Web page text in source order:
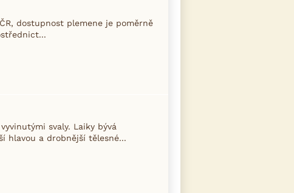
dostupnost plemene je poměrně
svaly. Laiky bývá
hlavou a drobnější tělesné...